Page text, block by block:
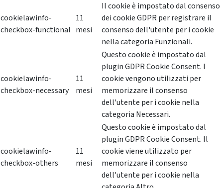
cookielawinfo-
checkbox-functional
11
mesi
Il cookie è impostato dal consenso
dei cookie GDPR per registrare il
consenso dell'utente per i cookie
nella categoria Funzionali.
cookielawinfo-
checkbox-necessary
11
mesi
Questo cookie è impostato dal
plugin GDPR Cookie Consent. I
cookie vengono utilizzati per
memorizzare il consenso
dell'utente per i cookie nella
categoria Necessari.
cookielawinfo-
checkbox-others
11
mesi
Questo cookie è impostato dal
plugin GDPR Cookie Consent. Il
cookie viene utilizzato per
memorizzare il consenso
dell'utente per i cookie nella